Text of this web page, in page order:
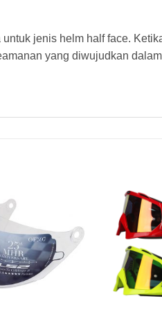
jenis helm half face.
yang diwujudkan